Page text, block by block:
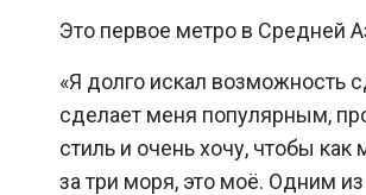
Это первое метро в Средней
«Я долго искал возможность
сделает меня популярным,
стиль и очень хочу, чтобы
за три моря, это моё. Одним